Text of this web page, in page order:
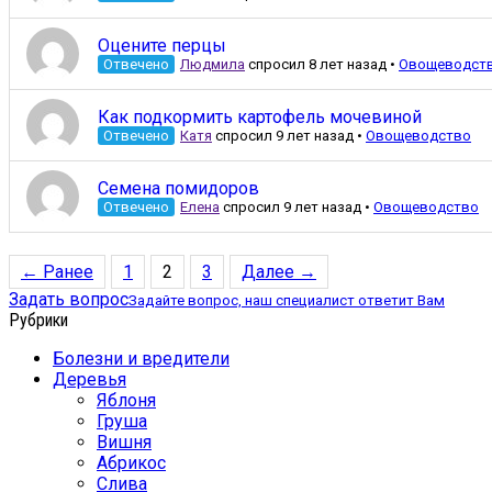
Оцените перцы
Отвечено Людмила спросил 8 лет назад •
Как подкормить картофель мочевиной
Отвечено Катя спросил 9 лет назад • Овощеводство
Семена помидоров
Отвечено Елена спросил 9 лет назад • Овощеводство
← Ранее 1 2 3
Далее →
Задать вопросЗадайте вопрос, наш специалист ответит Вам
Рубрики
Болезни и вредители
Деревья
Яблоня
Груша
Вишня
Абрикос
Слива